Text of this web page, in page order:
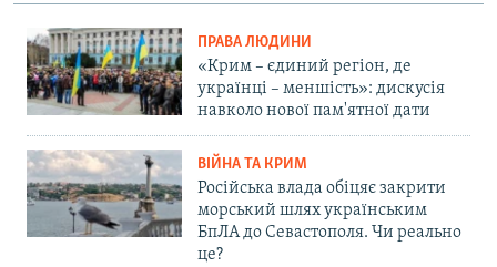
ПРАВА ЛЮДИНИ
«Крим – єдиний регіон, де
українці – меншість»: дискусія
навколо нової пам'ятної дати
ВІЙНА ТА КРИМ
Російська влада обіцяє закрити
морський шлях українським
БпЛА до Севастополя. Чи реально
це?